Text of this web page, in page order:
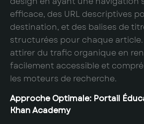
efficace, des URL descriptives
destination, et des balises de
structurées pour chaque article.
attirer du trafic organique en
facilement accessible et
les moteurs de recherche.
Approche Optimale: Portail
Khan Academy